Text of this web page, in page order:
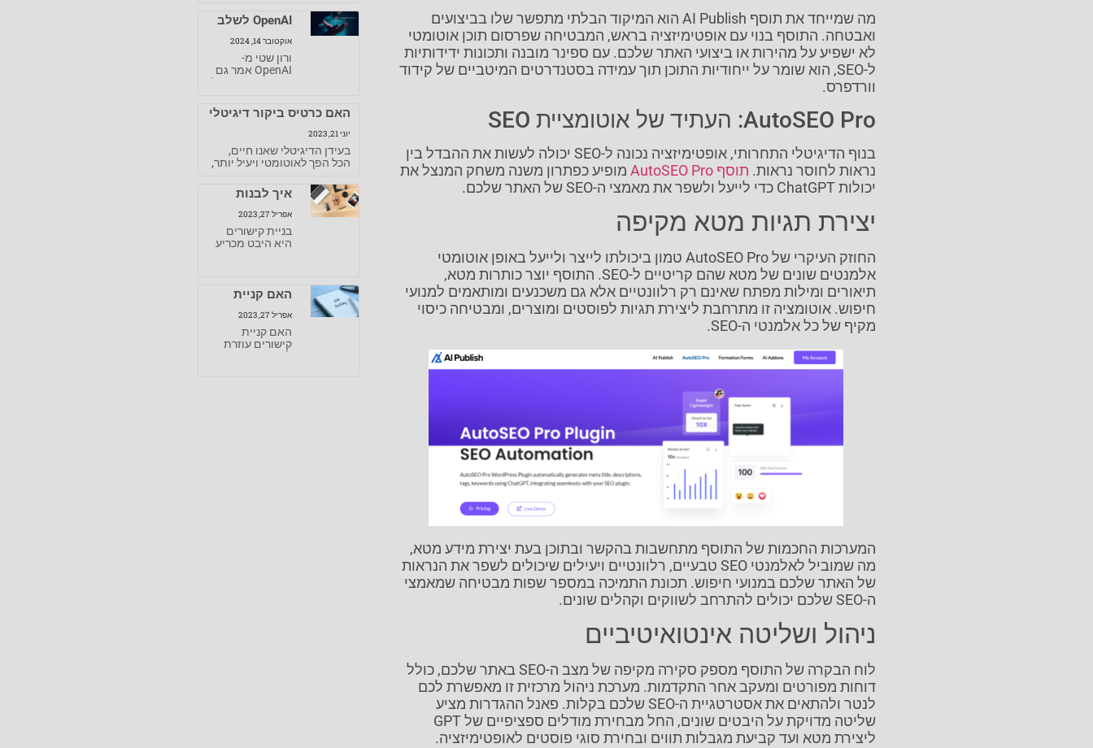
מה שמייחד את תוסף AI Publish הוא המיקוד הבלתי מתפשר שלו בביצועים
ואבטחה. התוסף בנוי עם אופטימיזציה בראש, המבטיחה שפרסום תוכן אוטומטי
לא ישפיע על מהירות או ביצועי האתר שלכם. עם ספינר מובנה ותכונות ידידותיות
ל-SEO, הוא שומר על ייחודיות התוכן תוך עמידה בסטנדרטים המיטביים של קידוד
וורדפרס.
AutoSEO Pro: העתיד של אוטומציית SEO
בנוף הדיגיטלי התחרותי, אופטימיזציה נכונה ל-SEO יכולה לעשות את ההבדל בין
נראות לחוסר נראות. תוסף AutoSEO Pro
מופיע כפתרון משנה משחק המנצל את
יכולות ChatGPT כדי לייעל ולשפר את מאמצי ה-SEO של האתר שלכם.
יצירת תגיות מטא מקיפה
החוזק העיקרי של AutoSEO Pro טמון ביכולתו לייצר ולייעל באופן אוטומטי
אלמנטים שונים של מטא שהם קריטיים ל-SEO. התוסף יוצר כותרות מטא,
תיאורים ומילות מפתח שאינם רק רלוונטיים אלא גם משכנעים ומותאמים למנועי
חיפוש. אוטומציה זו מתרחבת ליצירת תגיות לפוסטים ומוצרים, ומבטיחה כיסוי
מקיף של כל אלמנטי ה-SEO.
המערכות החכמות של התוסף מתחשבות בהקשר ובתוכן בעת יצירת מידע מטא,
מה שמוביל לאלמנטי SEO טבעיים, רלוונטיים ויעילים שיכולים לשפר את הנראות
של האתר שלכם במנועי חיפוש. תכונת התמיכה במספר שפות מבטיחה שמאמצי
ה-SEO שלכם יכולים להתרחב לשווקים וקהלים שונים.
ניהול ושליטה אינטואיטיביים
לוח הבקרה של התוסף מספק סקירה מקיפה של מצב ה-SEO באתר שלכם, כולל
דוחות מפורטים ומעקב אחר התקדמות. מערכת ניהול מרכזית זו מאפשרת לכם
לנטר ולהתאים את אסטרטגיית ה-SEO שלכם בקלות. פאנל ההגדרות מציע
שליטה מדויקת על היבטים שונים, החל מבחירת מודלים ספציפיים של GPT
ליצירת מטא ועד קביעת מגבלות תווים ובחירת סוגי פוסטים לאופטימיזציה.
OpenAI לשלב
את SearchGPT
ב-ChatGPT
לפני סוף 2024
אוקטובר 14, 2024
ורון שטי מ-
OpenAI אמר גם
שמפרסמים יקבלו
האם כרטיס ביקור דיגיטלי
נחשב לנכס?יוני 21, 2023
בעידן הדיגיטלי שאנו חיים,
הכל הפך לאוטומטי ויעיל יותר,
איך לבנות
קישורים
בצורה חכמה?
אפריל 27, 2023
בניית קישורים
היא היבט מכריע
האם קניית
קישורים עוזרת
לקידום האתר?
אפריל 27, 2023
האם קניית
קישורים עוזרת
לקידום האתר?